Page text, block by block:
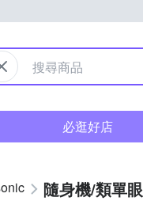
必逛好店
隨身機/類單眼